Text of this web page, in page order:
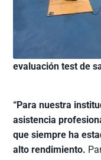
evaluación test de
“Para nuestra
asistencia
que siempre ha
alto rendimiento.